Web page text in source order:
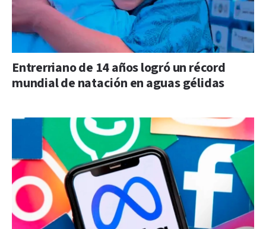
Entrerriano de 14 años logró un récord
mundial de natación en aguas gélidas